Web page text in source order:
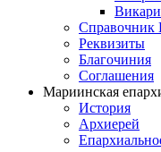
Реквизиты
Благочиния
Соглашения
Мариинская
История
Архиерей